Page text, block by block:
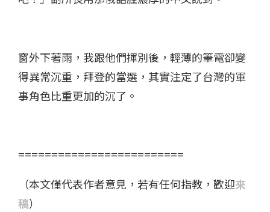
窗外下著雨，我跟他們揮別後，輕薄的筆電卻變
得異常沉重，拜登的當選，其實注定了台灣的軍
事角色比重更加的沉了。
=========================
（本文僅代表作者意見，若有任何指教，歡迎來
稿）